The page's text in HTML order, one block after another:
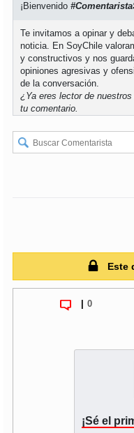
¡Bienvenido
Te invitamos a opinar y
noticia. En SoyChile
y constructivos y nos
opiniones agresivas y
de la conversación.
¿Ya eres lector de
tu comentario.
Este
| 0
¡Sé el